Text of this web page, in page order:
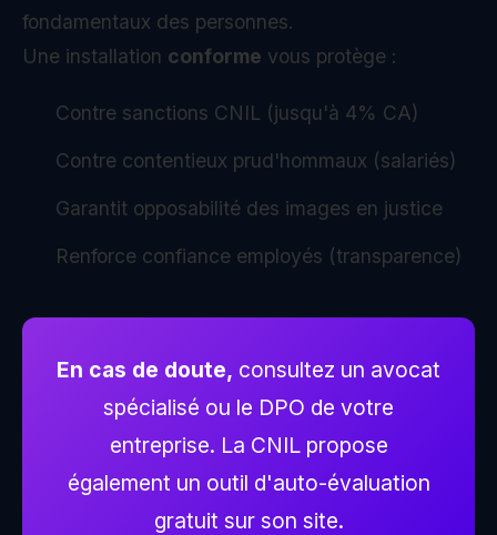
fondamentaux des personnes.
Une installation conforme vous protège :
Contre sanctions CNIL (jusqu'à 4% CA)
Contre contentieux prud'hommaux (salariés)
Garantit opposabilité des images en justice
Renforce confiance employés (transparence)
En cas de doute, consultez un avocat
spécialisé ou le DPO de votre
entreprise. La CNIL propose
également un outil d'auto-évaluation
gratuit sur son site.